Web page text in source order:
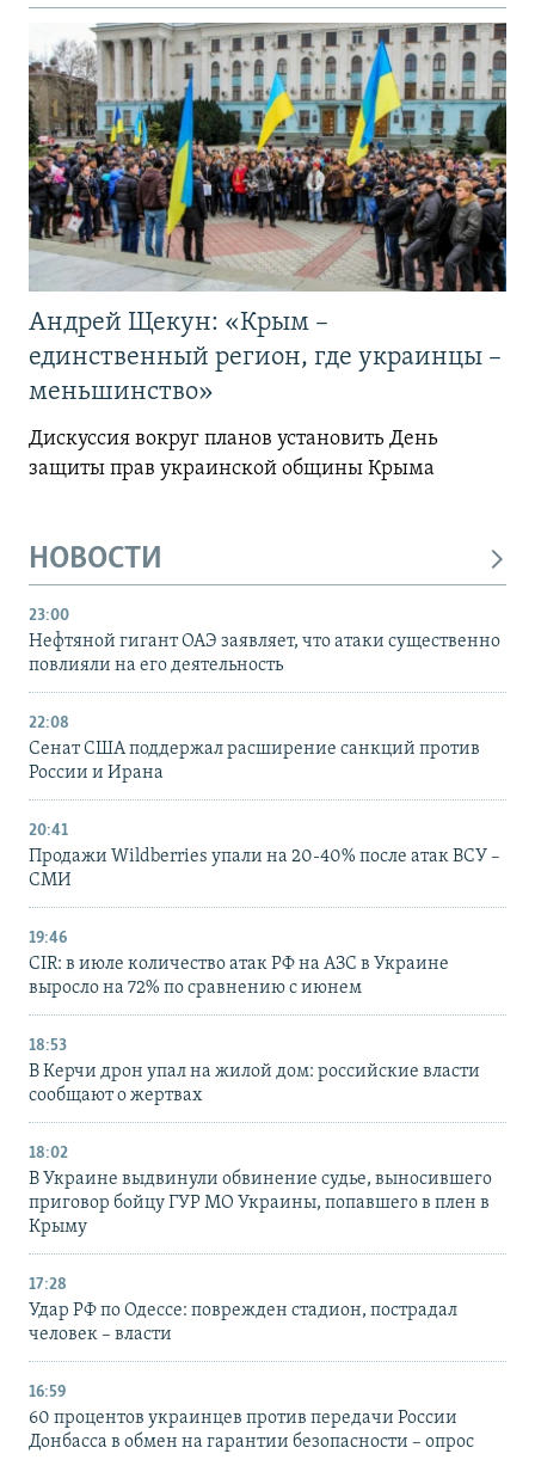
Андрей Щекун: «Крым –
единственный регион, где украинцы –
меньшинство»
Дискуссия вокруг планов установить День
защиты прав украинской общины Крыма
НОВОСТИ
23:00
Нефтяной гигант ОАЭ заявляет, что атаки существенно
повлияли на его деятельность
22:08
Сенат США поддержал расширение санкций против
России и Ирана
20:41
Продажи Wildberries упали на 20-40% после атак ВСУ –
СМИ
19:46
CIR: в июле количество атак РФ на АЗС в Украине
выросло на 72% по сравнению с июнем
18:53
В Керчи дрон упал на жилой дом: российские власти
сообщают о жертвах
18:02
В Украине выдвинули обвинение судье, выносившего
приговор бойцу ГУР МО Украины, попавшего в плен в
Крыму
17:28
Удар РФ по Одессе: поврежден стадион, пострадал
человек – власти
16:59
60 процентов украинцев против передачи России
Донбасса в обмен на гарантии безопасности – опрос